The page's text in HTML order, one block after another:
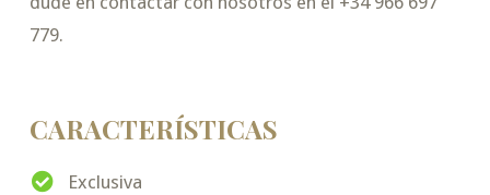
779.
CARACTERÍSTICAS
Exclusiva